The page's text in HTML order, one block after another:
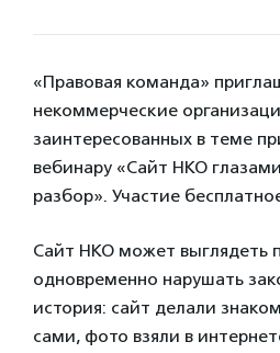
«Правовая команда»
некоммерческие
заинтересованных в теме
вебинару «Сайт НКО
разбор». Участие
Сайт НКО может выглядеть
одновременно нарушать
история: сайт делали
сами, фото взяли в